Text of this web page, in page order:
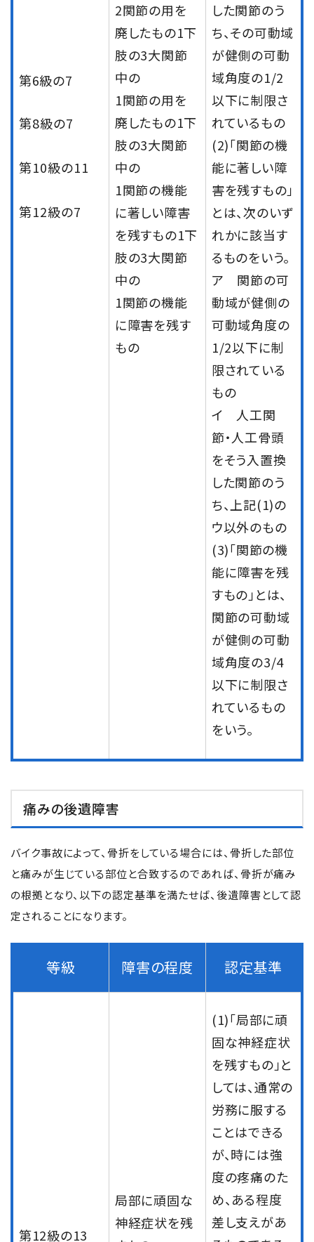
第6級の7
第8級の7
第10級の11
第12級の7
2関節の用を
廃したもの1下
肢の3大関節
中の
1関節の用を
廃したもの1下
肢の3大関節
中の
1関節の機能
に著しい障害
を残すもの1下
肢の3大関節
中の
1関節の機能
に障害を残す
もの
した関節のう
ち、その可動域
が健側の可動
域角度の1/2
以下に制限さ
れているもの
(2)「関節の機
能に著しい障
害を残すもの」
とは、次のいず
れかに該当す
るものをいう。
ア 関節の可
動域が健側の
可動域角度の
1/2以下に制
限されている
もの
イ 人工関
節・人工骨頭
をそう入置換
した関節のう
ち、上記(1)の
ウ以外のもの
(3)「関節の機
能に障害を残
すもの」とは、
関節の可動域
が健側の可動
域角度の3/4
以下に制限さ
れているもの
をいう。
痛みの後遺障害
バイク事故によって、骨折をしている場合には、骨折した部位
と痛みが生じている部位と合致するのであれば、骨折が痛み
の根拠となり、以下の認定基準を満たせば、後遺障害として認
定されることになります。
等級 障害の程度 認定基準
第12級の13
局部に頑固な
神経症状を残
(1)「局部に頑
固な神経症状
を残すもの」と
しては、通常の
労務に服する
ことはできる
が、時には強
度の疼痛のた
め、ある程度
差し支えがあ